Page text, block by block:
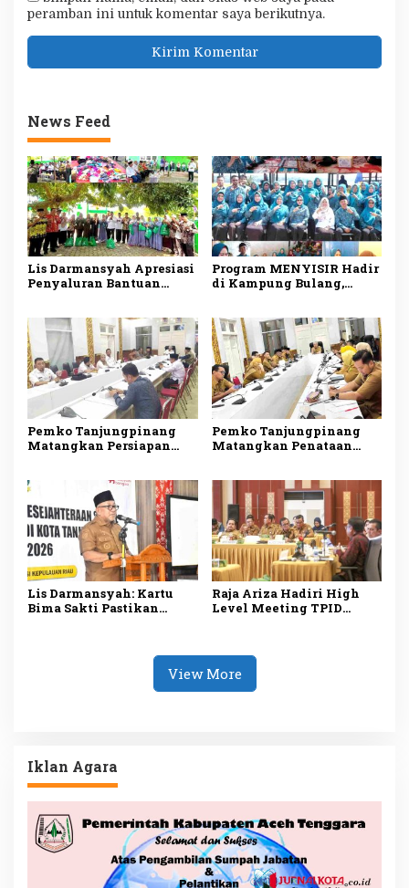
peramban ini untuk komentar saya berikutnya.
News Feed
Lis Darmansyah Apresiasi
Penyaluran Bantuan
Gotong Royong
Program MENYISIR Hadir
di Kampung Bulang,
Pembinaan Keluarga
Pemko Tanjungpinang
Matangkan Persiapan
Masjid
Pemko Tanjungpinang
Matangkan Penataan
Lancar
Lis Darmansyah: Kartu
Bima Sakti Pastikan
Raja Ariza Hadiri High
Level Meeting TPID
Kendalikan Inflasi
View More
Iklan Agara